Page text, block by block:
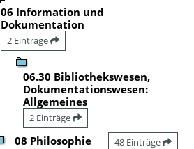
06 Information und
Dokumentation
2 Einträge
06.30 Bibliothekswesen,
Dokumentationswesen:
Allgemeines
2 Einträge
08 Philosophie 48 Einträge